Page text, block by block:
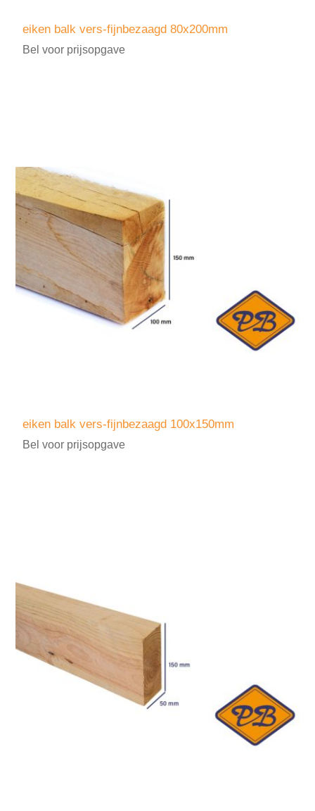
eiken balk vers-fijnbezaagd 80x200mm
Bel voor prijsopgave
eiken balk vers-fijnbezaagd 100x150mm
Bel voor prijsopgave